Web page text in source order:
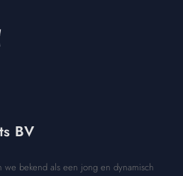
BV
we bekend als een jong en dynamisch